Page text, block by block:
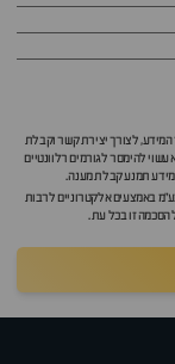
לצורך יצירת קשר וקבלת
עשוי להימסר לגורמים רלוונטיים
תמנע קבלת מענה.
באמצעים אלקטרוניים לרבות